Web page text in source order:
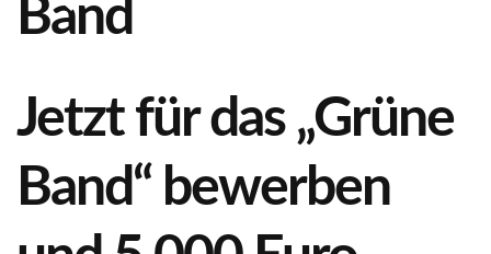
Jetzt für das „Grüne
Band“ bewerben